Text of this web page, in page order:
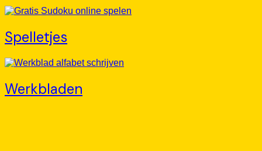
Spelletjes
Werkbladen